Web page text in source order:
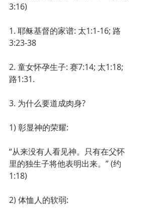
3:16)
1. 耶稣基督的家谱: 太1:1-16; 路
3:23-38
2. 童女怀孕生子: 赛7:14; 太1:18;
路1:31.
3. 为什么要道成肉身?
1) 彰显神的荣耀:
“从来没有人看见神。只有在父怀
里的独生子将他表明出来。” (约
1:18)
2) 体恤人的软弱: